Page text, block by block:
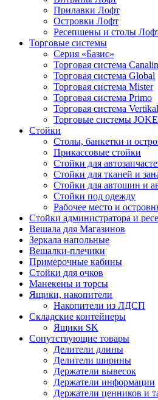
Прилавки Лофт
Островки Лофт
Ресепшены и столы
Торговые системы
Серия «Базис»
Торговая система
Торговая система Global
Торговая система Mister
Торговая система Primo
Торговая система Vertikal
Торговые системы
Стойки
Столы, банкетки и
Прикассовые стойки
Стойки для
Стойки для тканей и
Стойки для автошин и
Стойки под одежду
Рабочее место и
Стойки администратора и
Вешала для Магазинов
Зеркала напольные
Вешалки-плечики
Примерочные кабины
Стойки для очков
Манекены и торсы
Ящики, накопители
Накопители из ЛДСП
Складские контейнеры
Ящики SK
Сопутствующие товары
Делители длины
Делители ширины
Держатели вывесок
Держатели информации
Держатели ценников и